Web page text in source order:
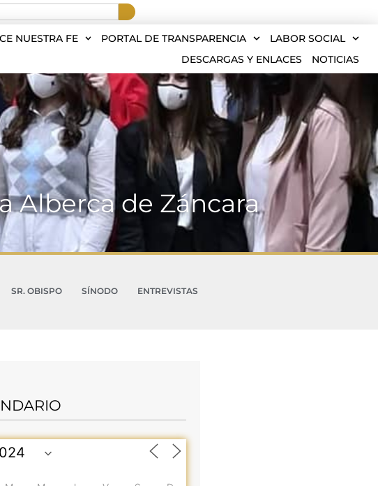
NUESTRA FE PORTAL DE TRANSPARENCIA
LABOR SOCIAL
DESCARGAS Y ENLACES
NOTICIAS
Alberca de Záncara
SR. OBISPO SÍNODO
ENTREVISTAS